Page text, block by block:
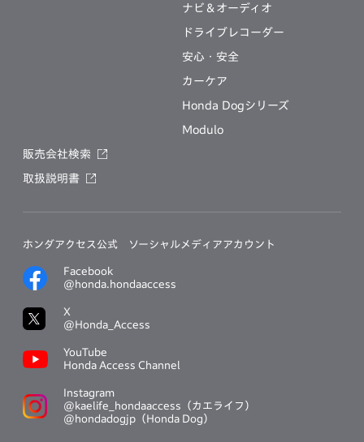
ナビ＆オーディオ
ドライブレコーダー
安心・安全
カーケア
Honda Dogシリーズ
Modulo
販売会社検索
取扱説明書
ホンダアクセス公式 ソーシャルメディアアカウント
Facebook
@honda.hondaaccess
X
@Honda_Access
YouTube
Honda Access Channel
Instagram
@kaelife_hondaaccess（カエライフ）
@hondadogjp（Honda Dog）